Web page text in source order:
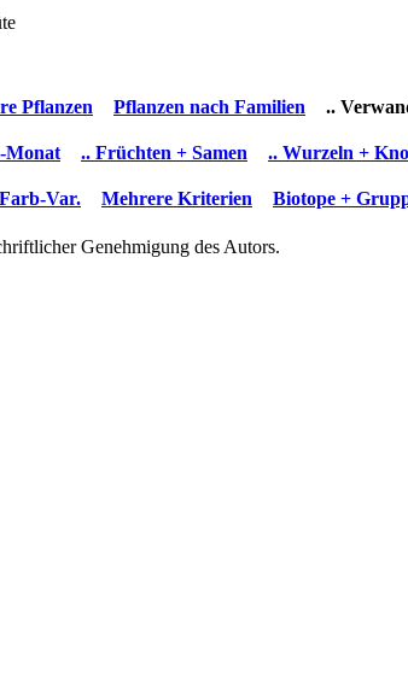
Pflanzen Pflanzen nach Familien ..
Monat .. Früchten + Samen .. Wurzeln +
Farb-Var. Mehrere Kriterien Biotope +
Genehmigung des Autors.